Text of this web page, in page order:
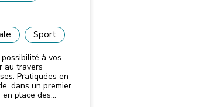
Sport
à vos
au travers
Pratiquées en
dans un premier
en place des